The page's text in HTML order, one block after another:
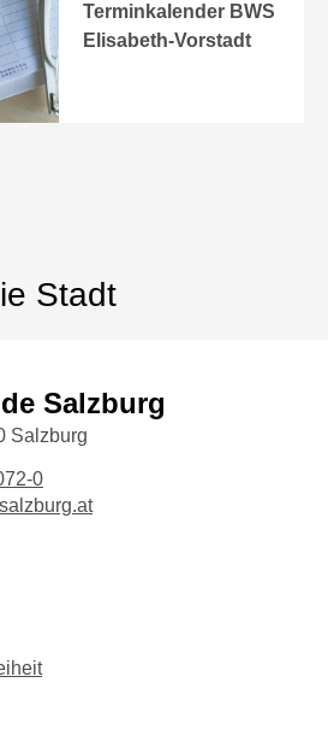
Terminkalender BWS
Elisabeth-Vorstadt
Stadt
Salzburg
Salzburg
0